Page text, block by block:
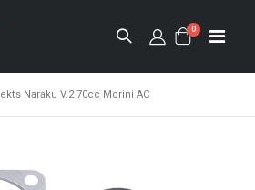
0
Naraku V.2 70cc Morini AC